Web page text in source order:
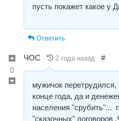
пусть покажет какое у
Ответить
0
ЧОС 2 года назад #
мужичок перетрудился,
конце года, да и
населения "срубить"...
"сказочных" договоров